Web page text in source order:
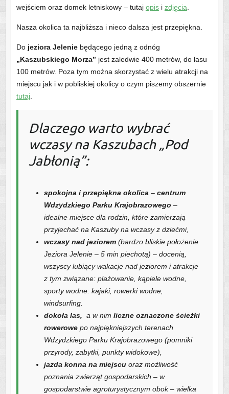
wejściem oraz domek letniskowy – tutaj opisi zdjęcia
Nasza okolica ta najbliższa i nieco dalsza jest przepiękna.
Do jeziora Jeleniebędącego jedną z odnóg
„Kaszubskiego Morza” jest zaledwie 400 metrów, do lasu
100 metrów. Poza tym można skorzystać z wielu atrakcji na
miejscu jak i w pobliskiej okolicy o czym piszemy obszernie
tutaj.
Dlaczego warto wybrać
wczasy na Kaszubach „Pod
Jabłonią”:
spokojna i przepiękna okolica – centrum
Wdzydzkiego Parku Krajobrazowego –
idealne miejsce dla rodzin, które zamierzają
przyjechać na Kaszuby na wczasy z dziećmi,
wczasy nad jeziorem (bardzo bliskie położenie
Jeziora Jelenie – 5 min piechotą) – docenią,
wszyscy lubiący wakacje nad jeziorem i atrakcje
z tym związane: plażowanie, kąpiele wodne,
sporty wodne: kajaki, rowerki wodne,
windsurfing.
dokoła las, a w nim liczne oznaczone ścieżki
rowerowepo najpiękniejszych terenach
Wdzydzkiego Parku Krajobrazowego (pomniki
przyrody, zabytki, punkty widokowe),
jazda konna na miejscuoraz możliwość
poznania zwierząt gospodarskich – w
gospodarstwie agroturystycznym obok – wielka